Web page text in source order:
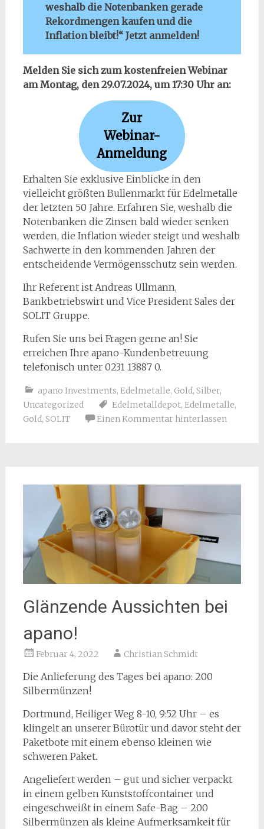
weshalb die Notenbanken gerade
Rekordmengen kaufen und die
Inflation bleibt!“ Jetzt anmelden!
Melden Sie sich zum kostenfreien Webinar
am Montag, den 29.07.2024, um 17:30 Uhr an:
Zur
Webinar-
Anmeldung
Erhalten Sie exklusive Einblicke in den
vielleicht größten Bullenmarkt für Edelmetalle
der letzten 50 Jahre. Erfahren Sie, weshalb die
Notenbanken die Zinsen bald wieder senken
werden, die Inflation wieder steigt und weshalb
Sachwerte in den kommenden Jahren der
entscheidende Vermögensschutz sein werden.
Ihr Referent ist Andreas Ullmann,
Bankbetriebswirt und Vice President Sales der
SOLIT Gruppe.
Rufen Sie uns bei Fragen gerne an! Sie
erreichen Ihre apano-Kundenbetreuung
telefonisch unter 0231 13887 0.
apano Investments, Edelmetalle, Gold, Silber,
Uncategorized
Edelmetalldepot, Edelmetalle,
Gold, SOLIT Einen Kommentar hinterlassen
Glänzende Aussichten bei
apano!
Februar 4, 2022 Christian Schmidt
Die Anlieferung des Tages bei apano: 200
Silbermünzen!
Dortmund, Heiliger Weg 8-10, 9:52 Uhr – es
klingelt an unserer Bürotür und davor steht der
Paketbote mit einem ebenso kleinen wie
schweren Paket.
Angeliefert werden – gut und sicher verpackt
in einem gelben Kunststoffcontainer und
eingeschweißt in einem Safe-Bag – 200
Silbermünzen als kleine Aufmerksamkeit für